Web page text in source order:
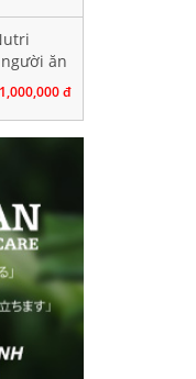
ăn
1,000,000 đ